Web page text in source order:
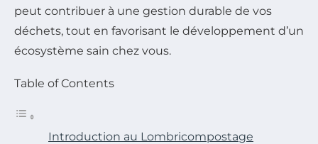
peut contribuer à une gestion durable de vos
déchets, tout en favorisant le développement d’un
écosystème sain chez vous.
Table of Contents
Introduction au Lombricompostage